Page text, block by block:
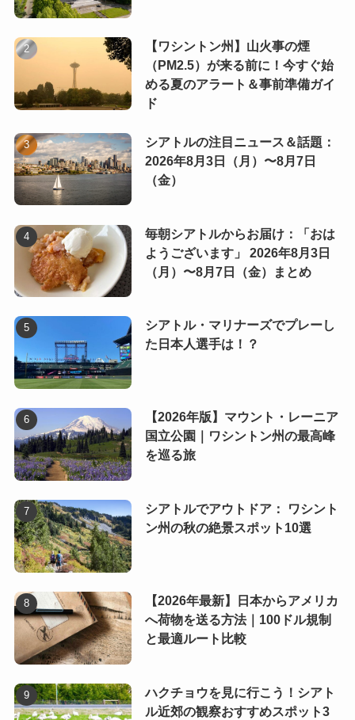
【ワシントン州】山火事の煙
（PM2.5）が来る前に！今すぐ始
める夏のアラート＆事前準備ガイ
ド
シアトルの注目ニュース＆話題：
2026年8月3日（月）〜8月7日
（金）
毎朝シアトルからお届け：「おは
ようございます」 2026年8月3日
（月）〜8月7日（金）まとめ
シアトル・マリナーズでプレーし
た日本人選手は！？
【2026年版】マウント・レーニア
国立公園｜ワシントン州の最高峰
を巡る旅
シアトルでアウトドア： ワシント
ン州の秋の絶景スポット10選
【2026年最新】日本からアメリカ
へ荷物を送る方法｜100ドル規制
と最適ルート比較
ハクチョウを見に行こう！シアト
ル近郊の観察おすすめスポット3